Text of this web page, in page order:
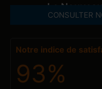
Le
CONSULTER
Notre indice de
93%